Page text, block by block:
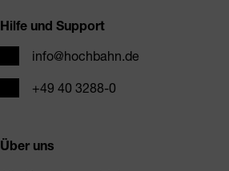
Hilfe und Support
E-Mailinfo@hochbahn.de
Telefon+49 40 3288-0
Über uns